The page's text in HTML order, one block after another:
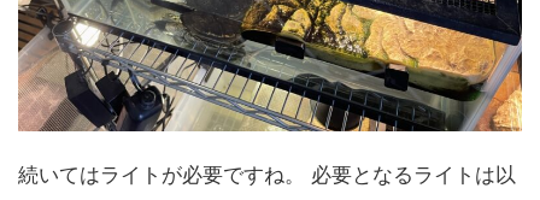
続いてはライトが必要ですね。 必要となるライトは以